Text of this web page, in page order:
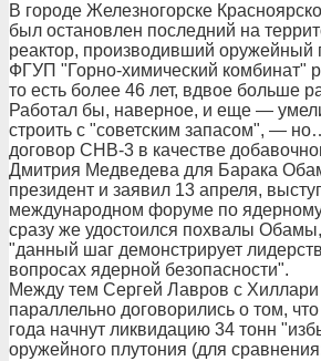
В городе Железногорске
был остановлен последний на
реактор, производивший
ФГУП "Горно-химический комбинат"
то есть более 46 лет, вдвое больше
Работал бы, наверное, и еще —
строить с "советским запасом", —
договор СНВ-3 в качестве
Дмитрия Медведева для Барака
президент и заявил 13 апреля,
международном форуме по
сразу же удостоился похвалы
"данный шаг демонстрирует
вопросах ядерной безопасности".
Между тем Сергей Лавров с Хиллари
параллельно договорились о том,
года начнут ликвидацию 34 тонн
оружейного плутония (для